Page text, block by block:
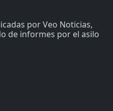
por Veo Noticias,
de informes por el asilo